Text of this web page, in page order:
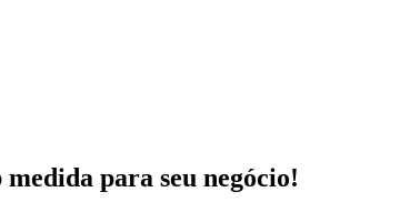
para seu negócio!